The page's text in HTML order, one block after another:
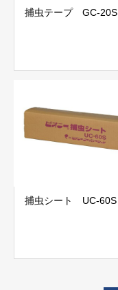
捕虫テープ GC-20S
捕虫シート UC-60S